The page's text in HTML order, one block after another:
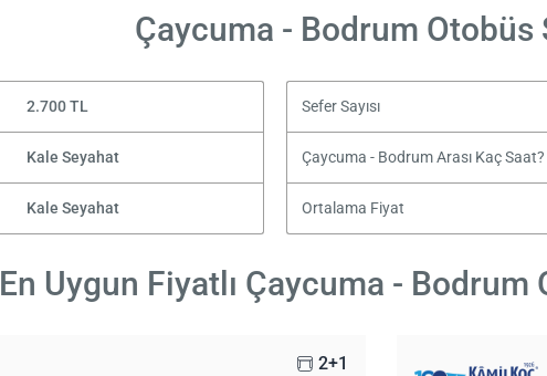
Çaycuma - Bodrum Otobüs
2.700 TL Sefer Sayısı
Kale Seyahat Çaycuma - Bodrum Arası Kaç Saat?
Kale Seyahat Ortalama Fiyat
En Uygun Fiyatlı Çaycuma -
2+1